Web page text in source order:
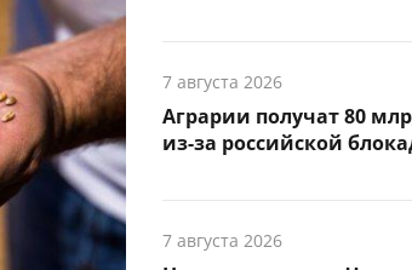
7 августа 2026
Аграрии получат 80
из-за российской
7 августа 2026